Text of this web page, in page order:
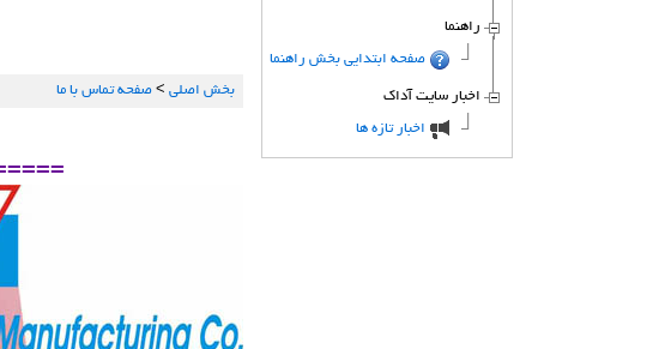
راهنما
صفحه ابتدایی بخش راهنما
اخبار سایت آداك
اخبار تازه ها
بخش اصلی > صفحه تماس با ما